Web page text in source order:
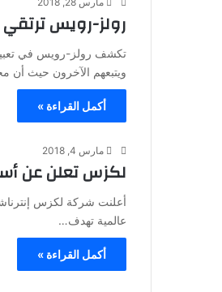
رولز-رويس
تكشف رولز-رويس في تعبير
ويتبعهم الآخرون حيث أن
أكمل القراءة »
مارس 4, 2018
لكزس تعلن عن
عالمية تهدف…
أكمل القراءة »